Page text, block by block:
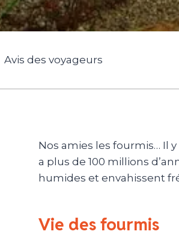
Avis des voyageurs
Nos amies les fourmis… Il
a plus de 100 millions
humides et envahissent
Vie des fourmis